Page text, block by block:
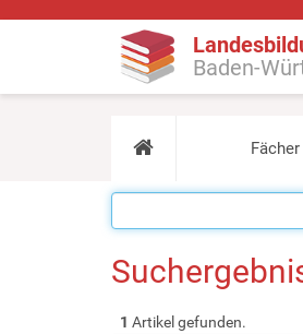
Baden-
1 Artikel gefunden.